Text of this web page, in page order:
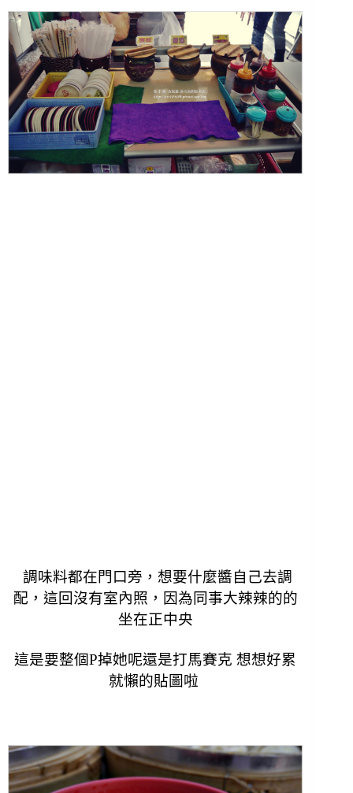
調味料都在門口旁，想要什麼醬自己去調
配， 這回沒有室內照，因為同事大辣辣的的
坐在正中央
這是要整個P掉她呢還是打馬賽克 想想好累
就懶的貼圖啦